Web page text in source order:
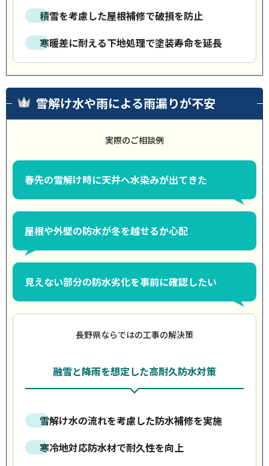
積雪を考慮した屋根補修で破損を防止
寒暖差に耐える下地処理で塗装寿命を延長
雪解け水や雨による雨漏りが不安
実際のご相談例
春先の雪解け時に天井へ水染みが出てきた
屋根や外壁の防水が冬を越せるか心配
見えない部分の防水劣化を事前に確認したい
長野県ならではの工事の解決策
融雪と降雨を想定した高耐久防水対策
雪解け水の流れを考慮した防水補修を実施
寒冷地対応防水材で耐久性を向上